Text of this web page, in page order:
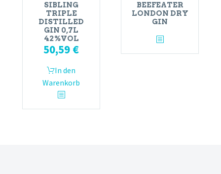
SIBLING
TRIPLE
DISTILLED
GIN 0,7L
42%VOL
50,59 €
In den
Warenkorb
BEEFEATER
LONDON DRY
GIN